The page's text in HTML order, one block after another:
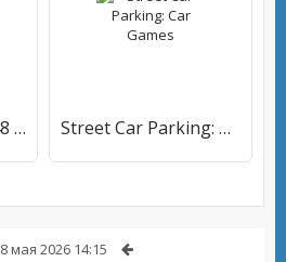
Bounce Merge 2048 Join Numbers Street Car Parking: Car Games
8 мая 2026 14:15